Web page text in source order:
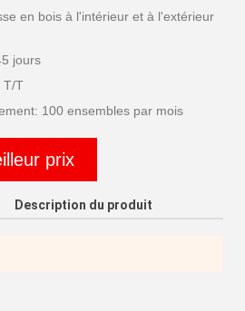
en bois à l'intérieur et à l'extérieur
jours
T/T
100 ensembles par mois
prix
Description du produit